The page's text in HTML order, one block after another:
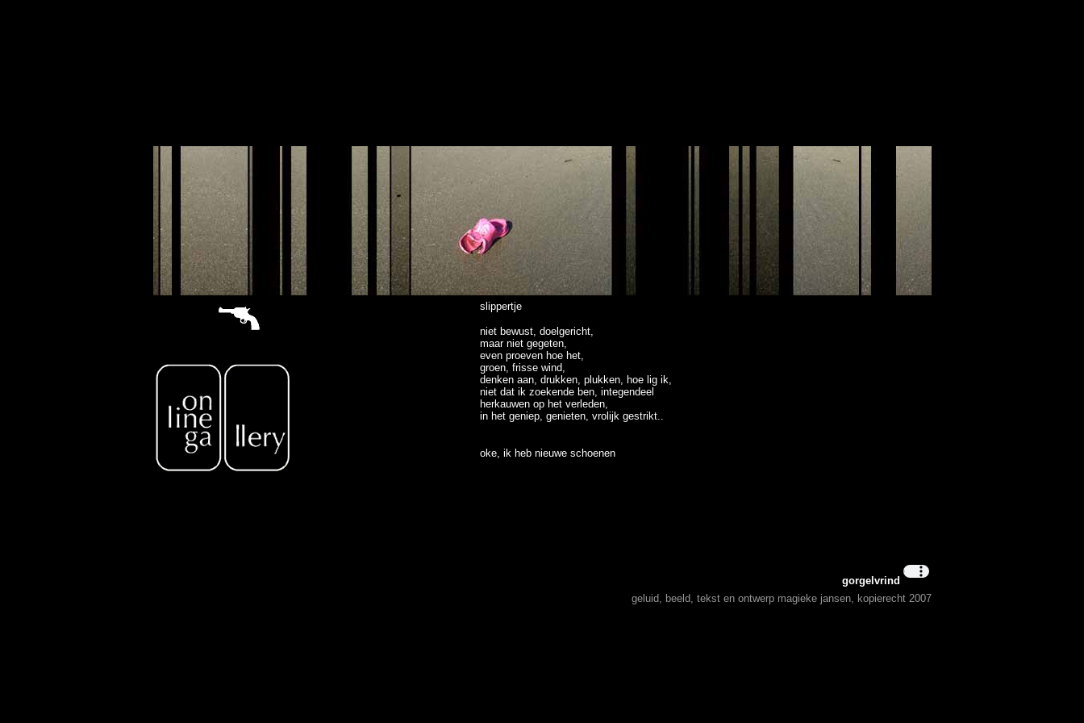
slippertje
niet bewust, doelgericht,
maar niet gegeten,
even proeven hoe het,
groen, frisse wind,
denken aan, drukken, plukken, hoe lig ik,
niet dat ik zoekende ben, integendeel
herkauwen op het verleden,
in het geniep, genieten, vrolijk gestrikt..
oke, ik heb nieuwe schoenen
gorgelvrind
geluid, beeld, tekst en ontwerp magieke jansen, kopierecht 2007